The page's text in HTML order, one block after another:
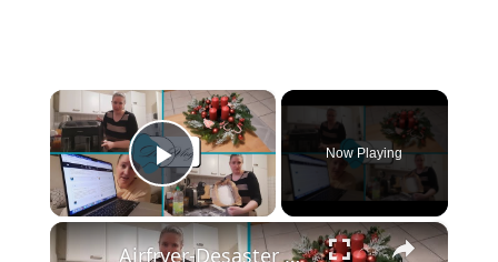
×
Play Video
Now Playing
×
Airfryer-Desaster 😩, Temu-Paket 📦 & 150 Blog-Posts an einem Wochenende 🤯 | Daily Vlog